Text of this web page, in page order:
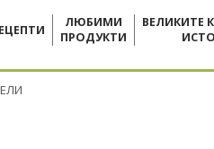
ЛЮБИМИ
ПРОДУКТИ
ВЕЛИКИТЕ